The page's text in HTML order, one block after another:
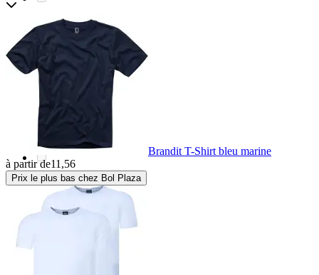
Caoutchouc(0)
Carbon
Carton
Céramique(0)
Chanvre(0)
Brandit T-Shirt bleu marine
à partir de11,56
Prix le plus bas chez Bol Plaza